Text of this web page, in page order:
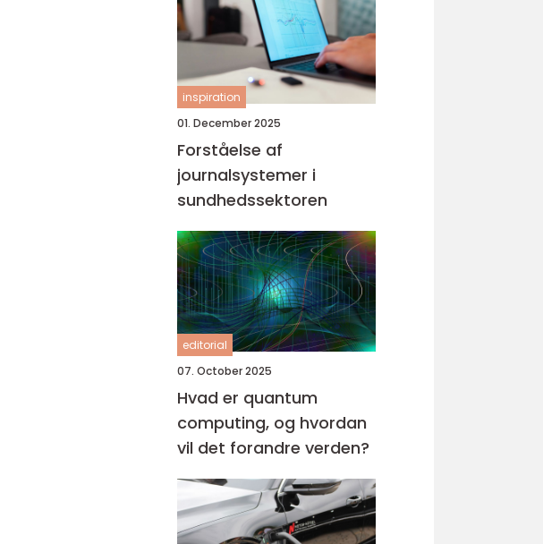
inspiration
01. December 2025
Forståelse af
journalsystemer i
sundhedssektoren
editorial
07. October 2025
Hvad er quantum
computing, og hvordan
vil det forandre verden?